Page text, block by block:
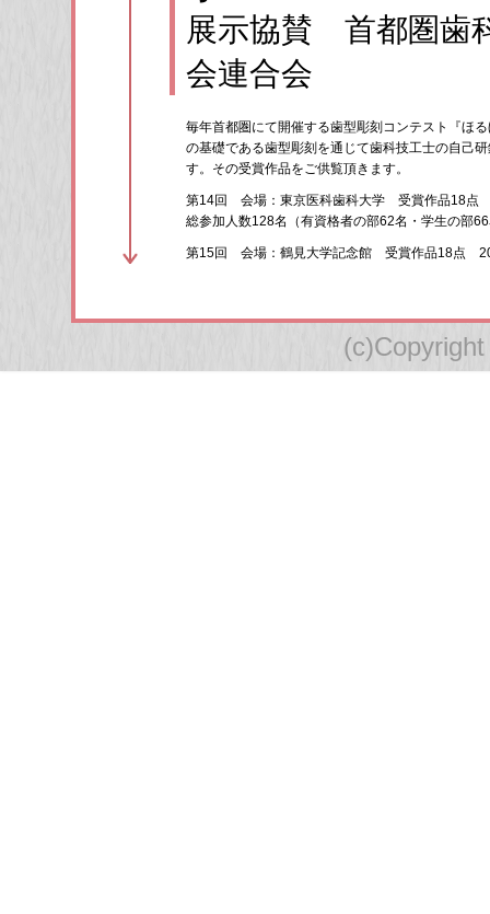
展示協賛 首都圏歯
会連合会
毎年首都圏にて開催する歯型彫刻コンテスト『ほ
の基礎である歯型彫刻を通じて歯科技工士の自己
す。その受賞作品をご供覧頂きます。
第14回 会場：東京医科歯科大学 受賞作品18点
総参加人数128名（有資格者の部62名・学生の部
第15回 会場：鶴見大学記念館 受賞作品18点